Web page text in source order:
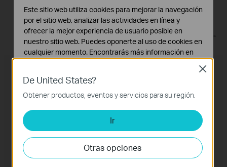
Un Único Nombre de Red Gestion por App
De United States?
Obtener productos, eventos y servicios para su región.
Ir
Otras opciones
Close
Este sitio web utiliza cookies para mejorar la navegación
por el sitio web, analizar las actividades en línea y
ofrecer la mejor experiencia de usuario posible en
nuestro sitio web. Puedes oponerte al uso de cookies en
cualquier momento. Encontrarás más información en
Cookies Básicas
Estas cookies son necesarias para el funcionamiento
del sitio web y no pueden desactivarse en tu sistema.
Cookies de Análisis y de Marketing
Las cookies de análisis nos permiten analizar tus
actividades en nuestro sitio web con el fin de mejorar y
adaptar la funcionalidad del mismo.